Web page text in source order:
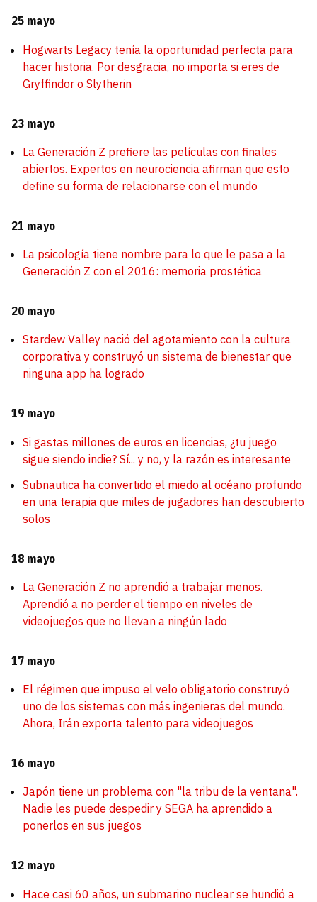
25 mayo
Hogwarts Legacy tenía la oportunidad perfecta para
hacer historia. Por desgracia, no importa si eres de
Gryffindor o Slytherin
23 mayo
La Generación Z prefiere las películas con finales
abiertos. Expertos en neurociencia afirman que esto
define su forma de relacionarse con el mundo
21 mayo
La psicología tiene nombre para lo que le pasa a la
Generación Z con el 2016: memoria prostética
20 mayo
Stardew Valley nació del agotamiento con la cultura
corporativa y construyó un sistema de bienestar que
ninguna app ha logrado
19 mayo
Si gastas millones de euros en licencias, ¿tu juego
sigue siendo indie? Sí... y no, y la razón es interesante
Subnautica ha convertido el miedo al océano profundo
en una terapia que miles de jugadores han descubierto
solos
18 mayo
La Generación Z no aprendió a trabajar menos.
Aprendió a no perder el tiempo en niveles de
videojuegos que no llevan a ningún lado
17 mayo
El régimen que impuso el velo obligatorio construyó
uno de los sistemas con más ingenieras del mundo.
Ahora, Irán exporta talento para videojuegos
16 mayo
Japón tiene un problema con "la tribu de la ventana".
Nadie les puede despedir y SEGA ha aprendido a
ponerlos en sus juegos
12 mayo
Hace casi 60 años, un submarino nuclear se hundió a